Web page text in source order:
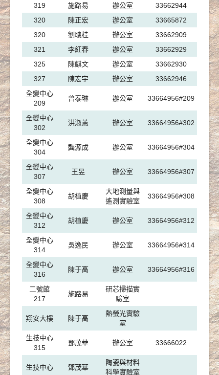
319
施路易 辦公室
33662944
320
陳正宏 辦公室
33665872
320
劉聰桂 辦公室
33662909
321
李紅春 辦公室
33662929
325
陳麒文 辦公室
33662930
327
陳宏宇 辦公室
33662946
全變中心
209
曾泰琳 辦公室 33664956#209
全變中心
302
洪淑蕙 辦公室 33664956#302
全變中心
304
龔源成 辦公室 33664956#304
全變中心
307
王昱 辦公室 33664956#307
全變中心
308
胡植慶
大地測量與
遙測實驗室
33664956#308
全變中心
312
胡植慶 辦公室 33664956#312
全變中心
314
吳逸民 辦公室 33664956#314
全變中心
316
陳于高 辦公室 33664956#316
二號館
217
施路易
研芯掃描實
驗室
翔安大樓 陳于高
熱螢光實驗
室
生技中心
315
鄧茂華 辦公室 33666022
生技中心 鄧茂華
陶瓷與材料
科學實驗室